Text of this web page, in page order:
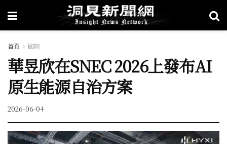
首頁 國際
華昱欣在SNEC 2026上發布AI
原生能源自治方案
2026-06-04